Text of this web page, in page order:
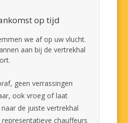
op tijd
we af op uw vlucht.
aan bij de vertrekhal
geen verrassingen
ook vroeg of laat
de juiste vertrekhal
chauffeurs